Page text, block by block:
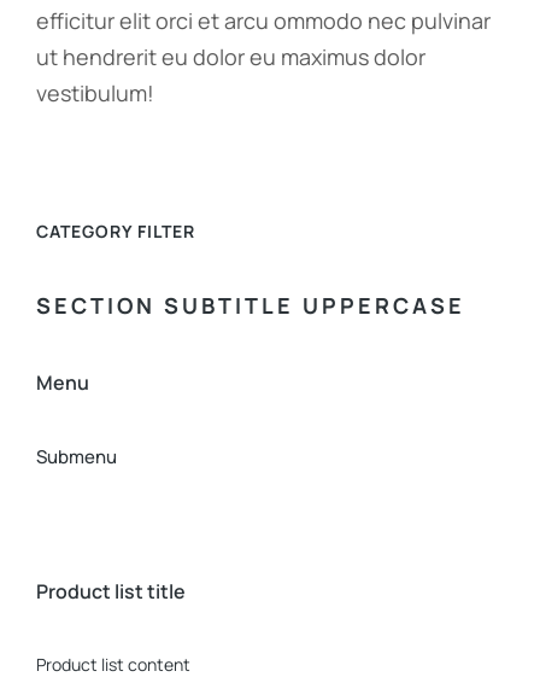
efficitur elit orci et arcu ommodo nec pulvinar
ut hendrerit eu dolor eu maximus dolor
vestibulum!
CATEGORY FILTER
SECTION SUBTITLE UPPERCASE
Menu
Submenu
Product list title
Product list content